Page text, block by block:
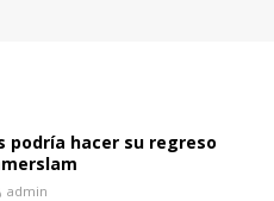
podría hacer su regreso
admin